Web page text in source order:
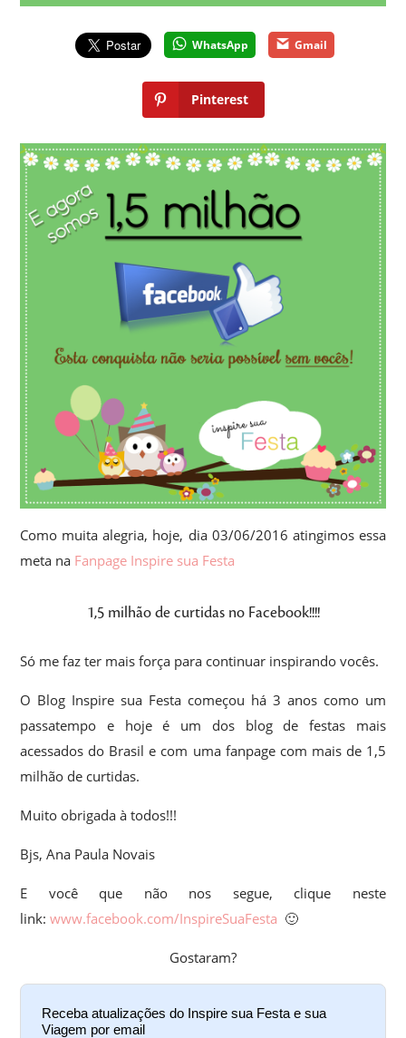
WhatsApp Gmail
Pinterest
Como muita alegria, hoje, dia 03/06/2016 atingimos essa
meta na Fanpage Inspire sua Festa
1,5 milhão de curtidas no Facebook!!!!
Só me faz ter mais força para continuar inspirando vocês.
O Blog Inspire sua Festa começou há 3 anos como um
passatempo e hoje é um dos blog de festas mais
acessados do Brasil e com uma fanpage com mais de 1,5
milhão de curtidas.
Muito obrigada à todos!!!
Bjs, Ana Paula Novais
E você que não nos segue, clique neste
link:www.facebook.com/InspireSuaFesta 🙂
Gostaram?
Receba atualizações do Inspire sua Festa e sua
Viagem por email